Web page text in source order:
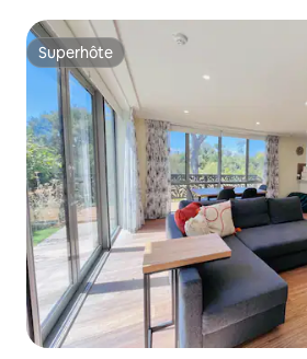
Superhôte
Superhôte